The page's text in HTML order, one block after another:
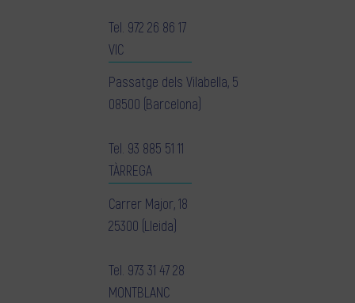
Tel. 972 26 86 17
VIC
Passatge dels Vilabella, 5
08500 (Barcelona)
Tel. 93 885 51 11
TÀRREGA
Carrer Major, 18
25300 (Lleida)
Tel. 973 31 47 28
MONTBLANC